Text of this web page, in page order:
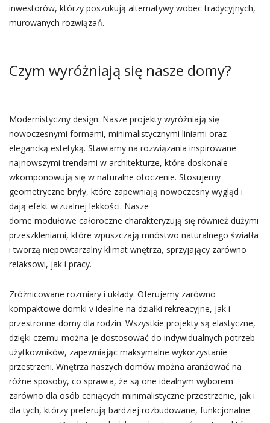
inwestorów, którzy poszukują alternatywy wobec tradycyjnych,
murowanych rozwiązań.
Czym wyróżniają się nasze domy?
Modernistyczny design: Nasze projekty wyróżniają się
nowoczesnymi formami, minimalistycznymi liniami oraz
elegancką estetyką. Stawiamy na rozwiązania inspirowane
najnowszymi trendami w architekturze, które doskonale
wkomponowują się w naturalne otoczenie. Stosujemy
geometryczne bryły, które zapewniają nowoczesny wygląd i
dają efekt wizualnej lekkości. Nasze
dome modułowe całoroczne charakteryzują się również dużymi
przeszkleniami, które wpuszczają mnóstwo naturalnego światła
i tworzą niepowtarzalny klimat wnętrza, sprzyjający zarówno
relaksowi, jak i pracy.
Zróżnicowane rozmiary i układy: Oferujemy zarówno
kompaktowe domki v idealne na działki rekreacyjne, jak i
przestronne domy dla rodzin. Wszystkie projekty są elastyczne,
dzięki czemu można je dostosować do indywidualnych potrzeb
użytkowników, zapewniając maksymalne wykorzystanie
przestrzeni. Wnętrza naszych domów można aranżować na
różne sposoby, co sprawia, że są one idealnym wyborem
zarówno dla osób ceniących minimalistyczne przestrzenie, jak i
dla tych, którzy preferują bardziej rozbudowane, funkcjonalne